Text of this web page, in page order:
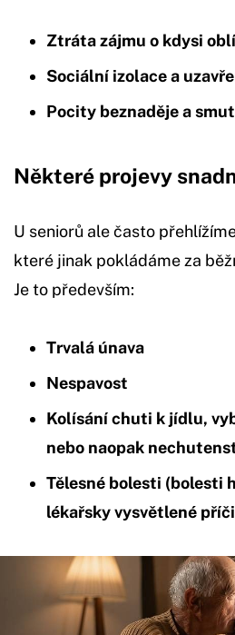
Ztráta zájmu o kdysi
Sociální izolace a
Pocity beznaděje a
Některé projevy
U seniorů ale často
které jinak pokládáme za
Je to především:
Trvalá únava
Nespavost
Kolísání chuti k jídlu,
nebo naopak
Tělesné bolesti (bolesti
lékařsky vysvětlené